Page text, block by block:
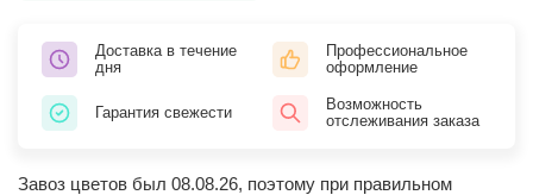
Доставка в течение
дня
Профессиональное
оформление
Гарантия свежести
Возможность
отслеживания заказа
Завоз цветов был 08.08.26, поэтому при правильном